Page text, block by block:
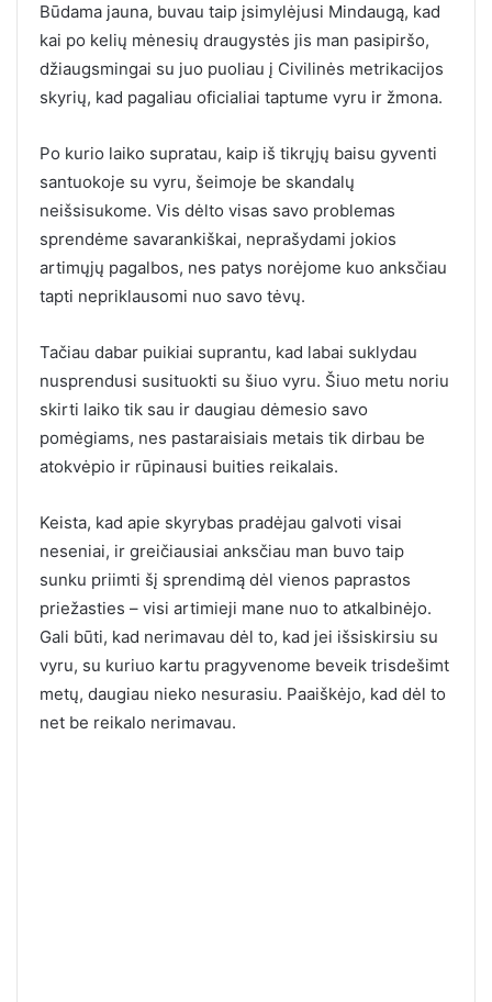
Būdama jauna, buvau taip įsimylėjusi Mindaugą, kad
kai po kelių mėnesių draugystės jis man pasipiršo,
džiaugsmingai su juo puoliau į Civilinės metrikacijos
skyrių, kad pagaliau oficialiai taptume vyru ir žmona.
Po kurio laiko supratau, kaip iš tikrųjų baisu gyventi
santuokoje su vyru, šeimoje be skandalų
neišsisukome. Vis dėlto visas savo problemas
sprendėme savarankiškai, neprašydami jokios
artimųjų pagalbos, nes patys norėjome kuo anksčiau
tapti nepriklausomi nuo savo tėvų.
Tačiau dabar puikiai suprantu, kad labai suklydau
nusprendusi susituokti su šiuo vyru. Šiuo metu noriu
skirti laiko tik sau ir daugiau dėmesio savo
pomėgiams, nes pastaraisiais metais tik dirbau be
atokvėpio ir rūpinausi buities reikalais.
Keista, kad apie skyrybas pradėjau galvoti visai
neseniai, ir greičiausiai anksčiau man buvo taip
sunku priimti šį sprendimą dėl vienos paprastos
priežasties – visi artimieji mane nuo to atkalbinėjo.
Gali būti, kad nerimavau dėl to, kad jei išsiskirsiu su
vyru, su kuriuo kartu pragyvenome beveik trisdešimt
metų, daugiau nieko nesurasiu. Paaiškėjo, kad dėl to
net be reikalo nerimavau.